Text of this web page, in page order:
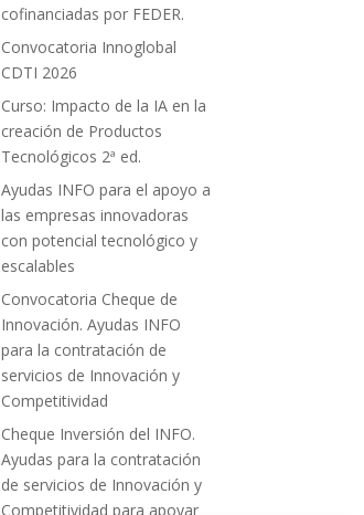
cofinanciadas por FEDER.
Convocatoria Innoglobal
CDTI 2026
Curso: Impacto de la IA en la
creación de Productos
Tecnológicos 2ª ed.
Ayudas INFO para el apoyo a
las empresas innovadoras
con potencial tecnológico y
escalables
Convocatoria Cheque de
Innovación. Ayudas INFO
para la contratación de
servicios de Innovación y
Competitividad
Cheque Inversión del INFO.
Ayudas para la contratación
de servicios de Innovación y
Competitividad para apoyar